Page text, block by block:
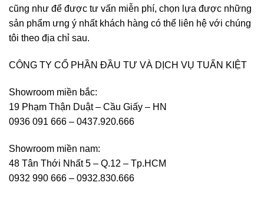
cũng như để được tư vấn miễn phí, chọn lựa được những
sản phẩm ưng ý nhất khách hàng có thể liên hệ với chúng
tôi theo địa chỉ sau.
CÔNG TY CỔ PHẦN ĐẦU TƯ VÀ DỊCH VỤ TUẤN KIỆT
Showroom miền bắc:
19 Phạm Thận Duật – Cầu Giấy – HN
0936 091 666 – 0437.920.666
Showroom miền nam:
48 Tân Thới Nhất 5 – Q.12 – Tp.HCM
0932 990 666 – 0932.830.666